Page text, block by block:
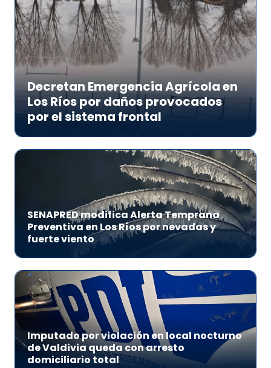
Decretan Emergencia Agrícola en
Los Ríos por daños provocados
por el sistema frontal
SENAPRED modifica Alerta Temprana
Preventiva en Los Ríos por nevadas y
fuerte viento
Imputado por violación en local nocturno
de Valdivia queda con arresto
domiciliario total